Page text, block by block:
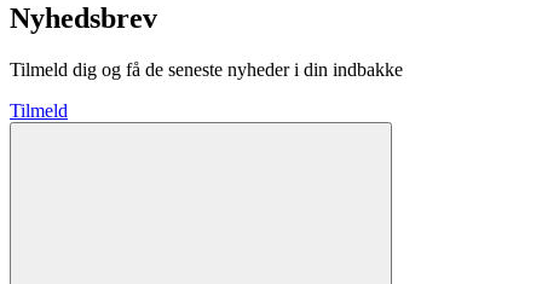
Nyhedsbrev
Tilmeld dig og få de seneste nyheder i din indbakke
Tilmeld